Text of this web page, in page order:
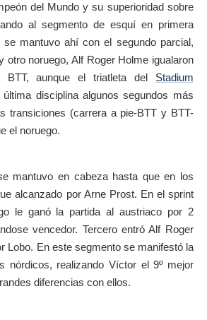
del Mundo y su superioridad sobre
al segmento de esquí en primera
se mantuvo ahí con el segundo parcial,
otro noruego, Alf Roger Holme igualaron
aunque el triatleta del Stadium
última disciplina algunos segundos más
transiciones (carrera a pie-BTT y BTT-
el noruego.
mantuvo en cabeza hasta que en los
alcanzado por Arne Prost. En el sprint
le ganó la partida al austriaco por 2
vencedor. Tercero entró Alf Roger
Lobo. En este segmento se manifestó la
nórdicos, realizando Víctor el 9º mejor
diferencias con ellos.